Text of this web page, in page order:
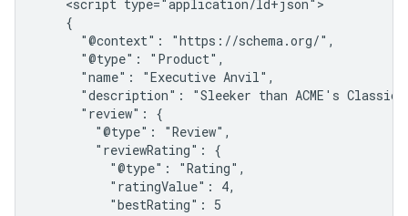
    <script type="application/ld+json">
    {
      "@context": "https://schema.org/",
      "@type": "Product",
      "name": "Executive Anvil",
"description": "Sleeker than ACME's Classic
      "review": {
        "@type": "Review",
        "reviewRating": {
          "@type": "Rating",
          "ratingValue": 4,
          "bestRating": 5